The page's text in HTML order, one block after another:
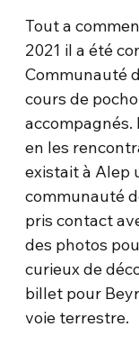
Tout a
2021 il a été
Communauté
cours de
accompagnés.
en les
existait à Alep
communauté
pris contact
des photos
curieux de
billet pour
voie terrestre.